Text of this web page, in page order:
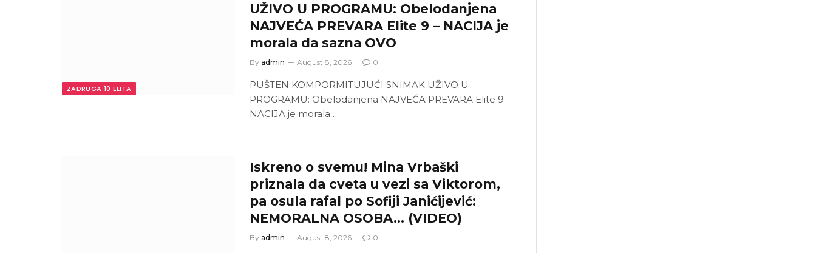
ZADRUGA 10 ELITA
UŽIVO U PROGRAMU: Obelodanjena
NAJVEĆA PREVARA Elite 9 – NACIJA je
morala da sazna OVO
By admin August 8, 2026 0
PUŠTEN KOMPORMITUJUĆI SNIMAK UŽIVO U
PROGRAMU: Obelodanjena NAJVEĆA PREVARA Elite 9 –
NACIJA je morala…
Iskreno o svemu! Mina Vrbaški
priznala da cveta u vezi sa Viktorom,
pa osula rafal po Sofiji Janićijević:
NEMORALNA OSOBA… (VIDEO)
By admin August 8, 2026 0